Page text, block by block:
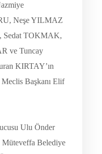
Neşe YILMAZ
Sedat TOKMAK,
ve Tuncay
KIRTAY’ın
Meclis Başkanı Elif
Ulu Önder
Müteveffa Belediye